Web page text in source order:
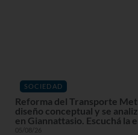
SOCIEDAD
Reforma del Transporte
diseño conceptual y se
en Giannattasio. Escuchá la
05/08/26